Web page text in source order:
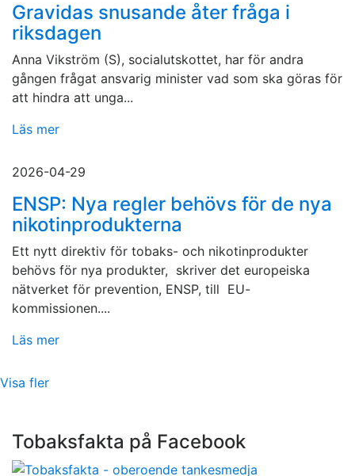
Gravidas snusande åter fråga i
riksdagen
Anna Vikström (S), socialutskottet, har för andra
gången frågat ansvarig minister vad som ska göras för
att hindra att unga...
Läs mer
2026-04-29
ENSP: Nya regler behövs för de nya
nikotinprodukterna
Ett nytt direktiv för tobaks- och nikotinprodukter
behövs för nya produkter, skriver det europeiska
nätverket för prevention, ENSP, till EU-
kommissionen....
Läs mer
Visa fler
Tobaksfakta på Facebook